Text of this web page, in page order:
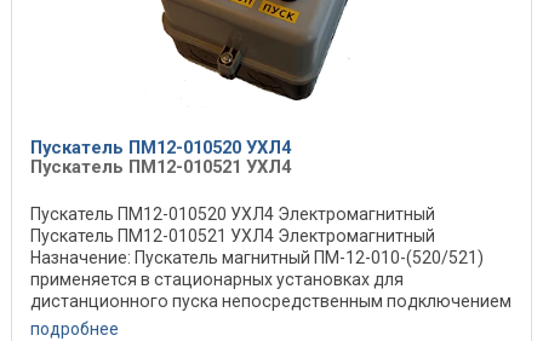
Пускатель ПМ12-010520 УХЛ4
Пускатель ПМ12-010521 УХЛ4
Пускатель ПМ12-010520 УХЛ4 Электромагнитный
Пускатель ПМ12-010521 УХЛ4 Электромагнитный
Назначение: Пускатель магнитный ПМ-12-010-(520/521)
применяется в стационарных установках для
дистанционного пуска непосредственным подключением
к сети, ...
подробнее